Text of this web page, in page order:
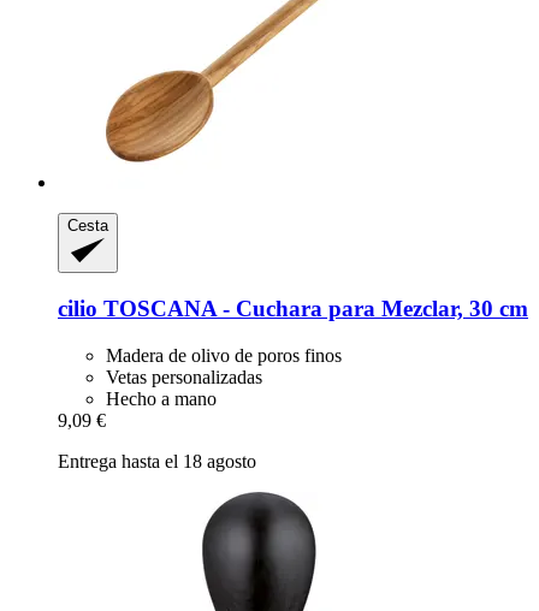
Cesta
cilio TOSCANA -​ Cuchara para Mezclar, 30 cm
Madera de olivo de poros finos
Vetas personalizadas
Hecho a mano
9,09 €
Entrega hasta el 18 agosto